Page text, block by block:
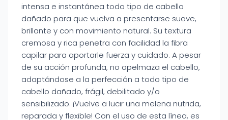
intensa e instantánea todo tipo de cabello
dañado para que vuelva a presentarse suave,
brillante y con movimiento natural. Su textura
cremosa y rica penetra con facilidad la fibra
capilar para aportarle fuerza y cuidado. A pesar
de su acción profunda, no apelmaza el cabello,
adaptándose a la perfección a todo tipo de
cabello dañado, frágil, debilitado y/o
sensibilizado. ¡Vuelve a lucir una melena nutrida,
reparada y flexible! Con el uso de esta línea, es